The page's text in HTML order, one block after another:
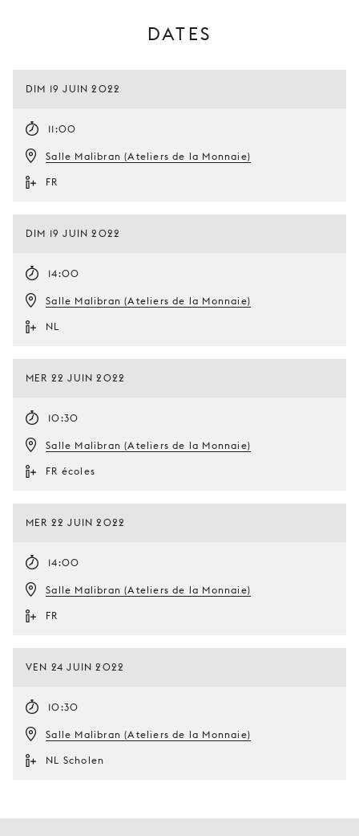
DATES
DIM 19 JUIN 2022
11:00
Salle Malibran (Ateliers de la Monnaie)
FR
DIM 19 JUIN 2022
14:00
Salle Malibran (Ateliers de la Monnaie)
NL
MER 22 JUIN 2022
10:30
Salle Malibran (Ateliers de la Monnaie)
FR écoles
MER 22 JUIN 2022
14:00
Salle Malibran (Ateliers de la Monnaie)
FR
VEN 24 JUIN 2022
10:30
Salle Malibran (Ateliers de la Monnaie)
NL Scholen